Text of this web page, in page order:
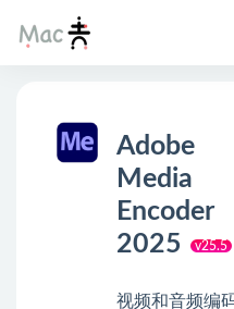
Adobe
Media
Encoder
2025
v25.5
视频和音频编